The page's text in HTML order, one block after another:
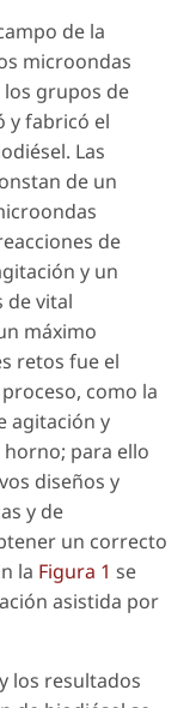
de la
microondas
grupos de
y fabricó el
Las
de un
de
y un
de vital
máximo
retos fue el
como la
agitación y
para ello
diseños y
y de
un correcto
la Figura 1 se
asistida por
los resultados